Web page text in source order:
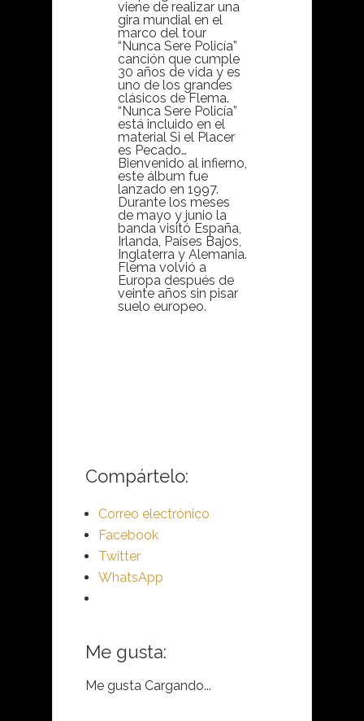
viene de realizar una
gira mundial en el
marco del tour
“Nunca Sere Policía”
canción que cumple
30 años de vida y es
uno de los grandes
clásicos de Flema.
“Nunca Sere Policía”
está incluido en el
material Si el Placer
es Pecado…
Bienvenido al infierno,
este álbum fue
lanzado en 1997.
Durante los meses
de mayo y junio la
banda visitó España,
Irlanda, Países Bajos,
Inglaterra y Alemania.
Flema volvió a
Europa después de
veinte años sin pisar
suelo europeo.
Compártelo:
Correo electrónico
Facebook
Twitter
WhatsApp
Me gusta:
Me gusta Cargando...